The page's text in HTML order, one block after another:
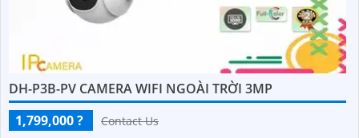
DH-P3B-PV CAMERA WIFI NGOÀI TRỜI 3MP
1,799,000 ?
Contact Us